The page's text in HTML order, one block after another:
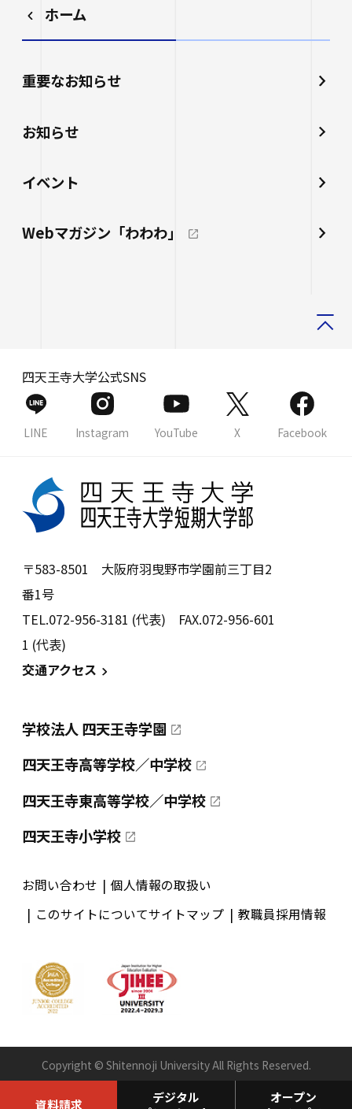
ホーム
重要なお知らせ
お知らせ
イベント
Webマガジン「わわわ」
資料請求
デジタル
オープン
四天王寺大学公式SNS
LINE Instagram YouTube X Facebook
〒583-8501 大阪府羽曳野市学園前三丁目2
番1号
TEL.072-956-3181 (代表) FAX.072-956-601
1 (代表)
交通アクセス
学校法人 四天王寺学園
四天王寺高等学校／中学校
四天王寺東高等学校／中学校
四天王寺小学校
お問い合わせ
個人情報の取扱い
このサイトについてサイトマップ 教職員採用情報
Copyright © Shitennoji University All Rights Reserved.